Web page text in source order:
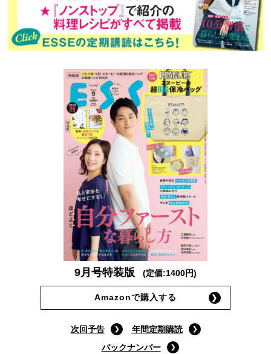
9月号特装版 (定価:1400円)
Amazonで購入する
次回予告
年間定期購読
バックナンバー